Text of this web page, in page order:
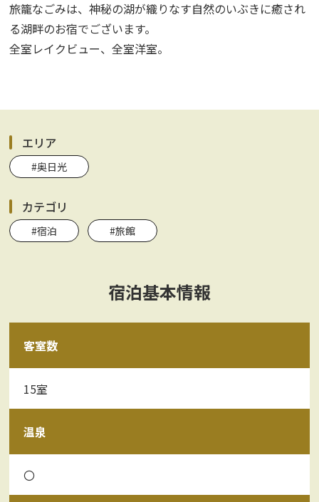
旅籠なごみは、神秘の湖が織りなす自然のいぶきに癒され
る湖畔のお宿でございます。
全室レイクビュー、全室洋室。
エリア
#奥日光
カテゴリ
#宿泊 #旅館
宿泊基本情報
客室数
15室
温泉
〇